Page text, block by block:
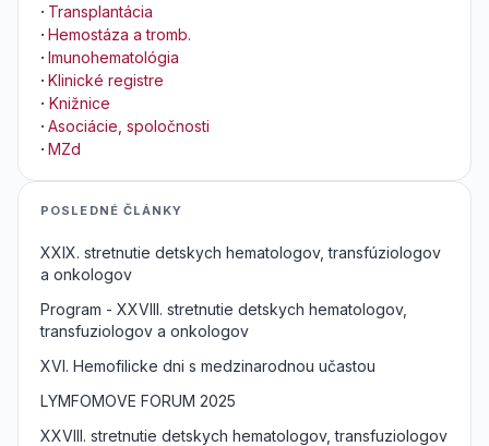
· Transplantácia
· Hemostáza a tromb.
· Imunohematológia
· Klinické registre
· Knižnice
· Asociácie, spoločnosti
· MZd
POSLEDNÉ ČLÁNKY
XXIX. stretnutie detskych hematologov, transfúziologov
a onkologov
Program - XXVIII. stretnutie detskych hematologov,
transfuziologov a onkologov
XVI. Hemofilicke dni s medzinarodnou učastou
LYMFOMOVE FORUM 2025
XXVIII. stretnutie detskych hematologov, transfuziologov